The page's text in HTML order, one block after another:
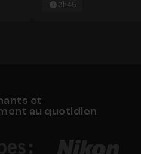
3h45
et
au quotidien